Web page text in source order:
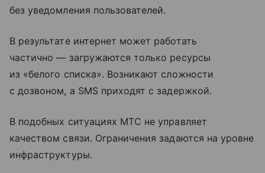
без уведомления пользователей.
В результате интернет может работать
частично — загружаются только ресурсы
из «белого списка». Возникают сложности
с дозвоном, а SMS приходят с задержкой.
В подобных ситуациях МТС не управляет
качеством связи. Ограничения задаются на уровне
инфраструктуры.